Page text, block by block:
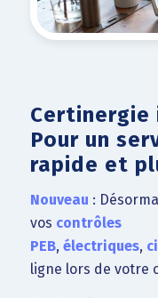
Certinergie
Pour un
rapide et
Nouveau :
vos contrôles
PEB, électriques,
ligne lors de votre